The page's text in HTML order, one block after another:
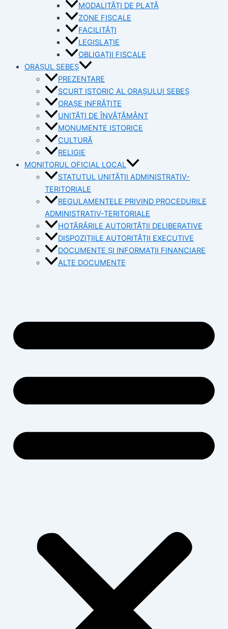
MODALITĂȚI DE PLATĂ
ZONE FISCALE
FACILITĂȚI
LEGISLAȚIE
OBLIGAȚII FISCALE
ORAȘUL SEBEȘ
PREZENTARE
SCURT ISTORIC AL ORAȘULUI SEBEȘ
ORAȘE INFRĂȚITE
UNITĂȚI DE ÎNVĂȚĂMÂNT
MONUMENTE ISTORICE
CULTURĂ
RELIGIE
MONITORUL OFICIAL LOCAL
STATUTUL UNITĂȚII ADMINISTRATIV-
TERITORIALE
REGULAMENTELE PRIVIND PROCEDURILE
ADMINISTRATIV-TERITORIALE
HOTĂRÂRILE AUTORITĂȚII DELIBERATIVE
DISPOZIȚIILE AUTORITĂȚII EXECUTIVE
DOCUMENTE ȘI INFORMAȚII FINANCIARE
ALTE DOCUMENTE